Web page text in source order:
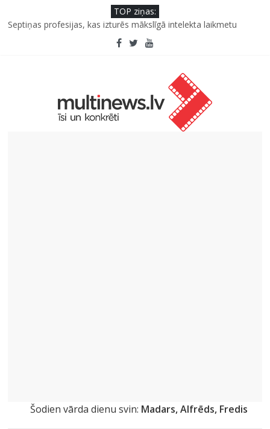
TOP ziņas:
Iniciatīvā “Daru labu dabai” aicina palīdzēt atjaunot Jašas upes
Septiņas profesijas, kas izturēs mākslīgā intelekta laikmetu
“Virši” neto peļņa pirmajā pusgadā sasniedz 4,2 miljonus eiro
Deigeļu pāris izdod otro singlu “Plkst. 3.00” no topošā albuma
Šodien vārda dienu svin: Madars, Alfrēds, Fredis